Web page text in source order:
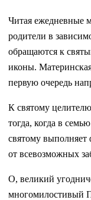
Читая ежедневные
родители в
обращаются к
иконы.
первую очередь
К святому
тогда, когда в
святому
от всевозможных
О, великий
многомилостивый